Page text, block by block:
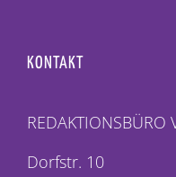
KONTAKT
REDAKTIONSBÜRO
Dorfstr. 10